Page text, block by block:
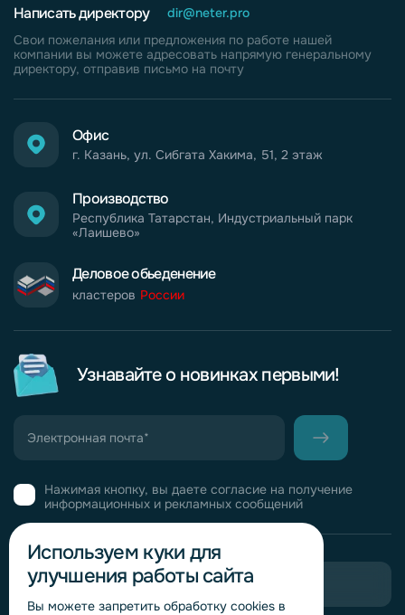
Деловое обьеденение
кластеров России
Производство
Республика Татарстан, Индустриальный парк
«Лаишево»
Офис
г. Казань, ул. Сибгата Хакима, 51, 2 этаж
Написать директору
dir@neter.pro
Свои пожелания или предложения по работе нашей
компании вы можете адресовать напрямую генеральному
директору, отправив письмо на почту
Узнавайте о новинках первыми!
Нажимая кнопку, вы даете согласие на получение
информационных и рекламных сообщений
Пригласить в тендер
Используем куки для
улучшения работы сайта
Вы можете запретить обработку сookies в